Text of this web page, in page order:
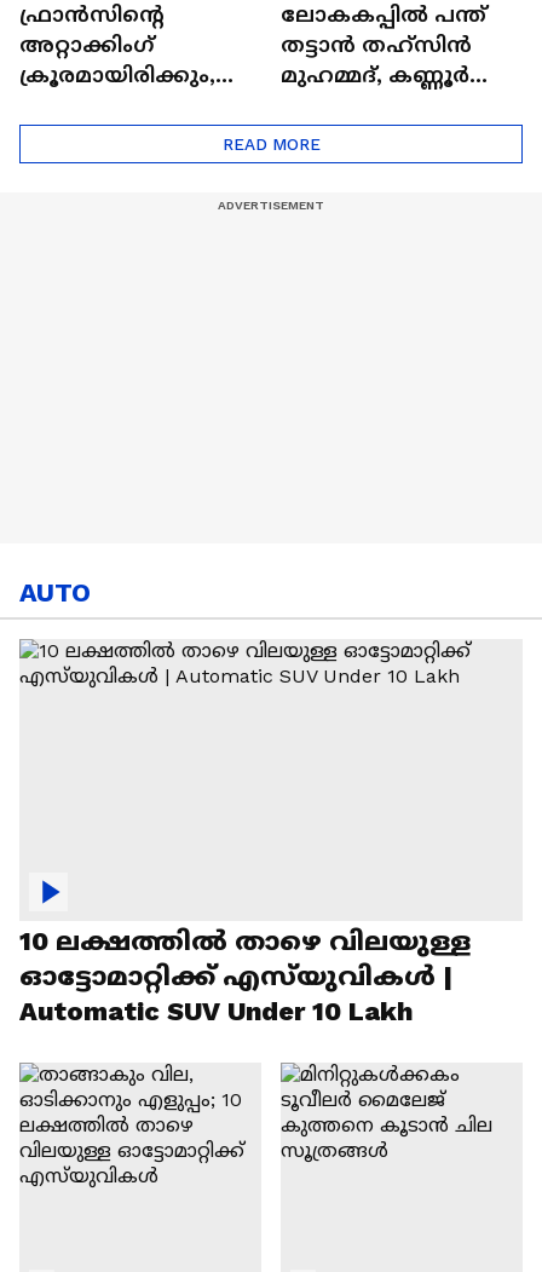
ഫ്രാന്‍സിന്റെ
അറ്റാക്കിംഗ്‌
ക്രൂരമായിരിക്കും,
ള്‍ തകരും | Fifa World
Cup
ലോകകപ്പിൽ പന്ത്
തട്ടാൻ തഹ്സിന്‍
മുഹമ്മദ്, കണ്ണൂർ
ടീമിൽ;
ആഘോഷമാക്കി
READ MORE
AUTO
10 ലക്ഷത്തിൽ താഴെ വിലയുള്ള
ഓട്ടോമാറ്റിക്ക് എസ്‍യുവികൾ |
Automatic SUV Under 10 Lakh